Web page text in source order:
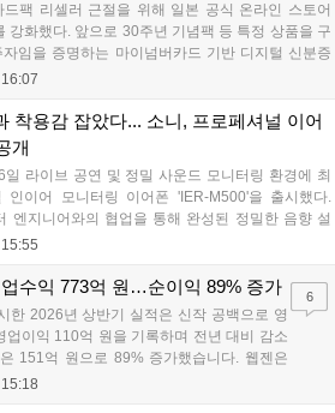
드팩 리셀러 근절을 위해 일본 공식 온라인 스토어
강화했다. 앞으로 30주년 기념팩 등 특정 상품을 구
임을 증명하는 마이넘버카드 기반 디지털 신분증
들은 온라인 추첨제로만 판매되며, 이번 조치는 과
량 안정화에 어떤 영향을 미칠지 업계의 이목이 쏠
16:07
착용감 잡았다... 소니, 프로페셔널 이어
개
일 라이브 공연 및 정밀 사운드 모니터링 환경에 최
인이어 모니터링 이어폰 'IER-M500'을 출시했다.
엔지니어와의 협업을 통해 완성된 정밀한 음향 설
음 성능을 갖춰, 외부 소음이 많은 환경에서도 디테
장시간 착용 시에도 안정적이고 편안한 환경을 제
15:55
수익 773억 원…순이익 89% 증가
한 2026년 상반기 실적은 신작 공백으로 영
업이익 110억 원을 기록하며 전년 대비 감소
151억 원으로 89% 증가했습니다. 웹젠은
를 예고하며 전략게임 '프로젝트 D1'의 정보
15:18
6